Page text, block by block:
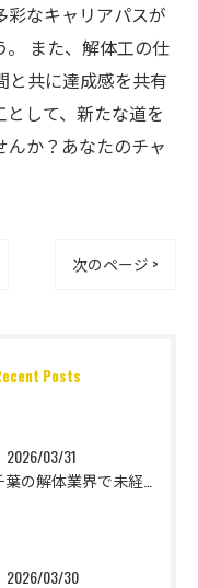
彩なキャリアパスが
。 また、解体工の仕
と共に達成感を共有
して、新たな道を
か？あなたのチャ
次のページ >
Posts
2026/03/31
2026/03/30